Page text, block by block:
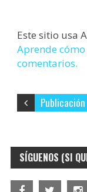
Este sitio usa
Aprende
comentarios.
SÍGUENOS (SI